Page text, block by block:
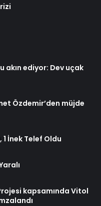
akın ediyor: Dev uçak
Özdemir’den müjde
1 İnek Telef Oldu
kapsamında Vitol